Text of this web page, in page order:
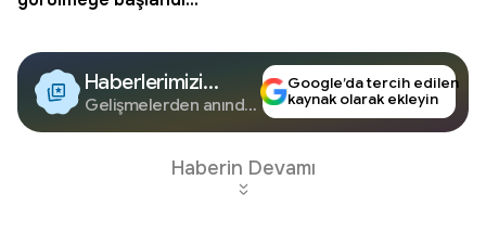
Haberlerimizi
Google'da Takip
Edin
Gelişmelerden anında
Google’da tercih edilen
kaynak olarak ekleyin
Haberin Devamı